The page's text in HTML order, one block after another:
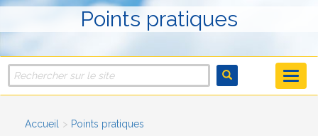
Points pratiques
Accueil
Points pratiques